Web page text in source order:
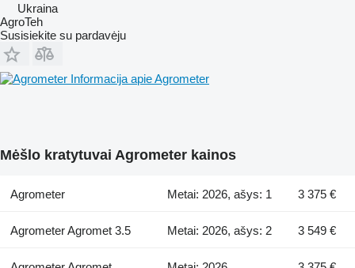
Ukraina
AgroTeh
Susisiekite su pardavėju
Informacija apie Agrometer
Mėšlo kratytuvai Agrometer kainos
Agrometer Metai: 2026, ašys: 1 3 375 €
Agrometer Agromet 3.5 Metai: 2026, ašys: 2 3 549 €